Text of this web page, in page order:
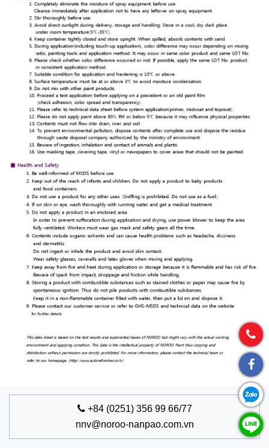
+84 (0251) 356 99 66/77
nnv@noroo-nanpao.com.vn